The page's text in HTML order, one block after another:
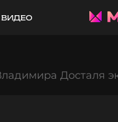
ВИДЕО
Досталя